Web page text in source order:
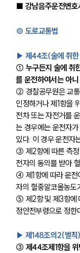
■ 강남음주운전변호
◎ 도로교통법
▶ 제44조(술에 취한
① 누구든지 술에 취
를 운전하여서는 아
② 경찰공무원은 교
인정하거나 제1항을
전차 또는 자전거를
는 경우에는 운전자
있다. 이 경우 운전자
③ 제2항에 따른 측정
전자의 동의를 받아
④ 제1항에 따라 운전
자의 혈중알코올농도
⑤ 제2항 및 제3항에
정안전부령으로 정한
▶ 제148조의2(벌칙)
③ 제44조제1항을 위